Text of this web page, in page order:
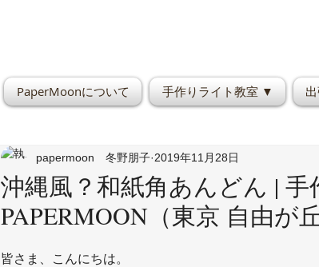
PaperMoonについて 手作りライト教室 ▼
沖縄風？和紙角あんどん |
PAPERMOON（東京 自由が丘
papermoon 冬野朋子 2019年11月28日
皆さま、こんにちは。